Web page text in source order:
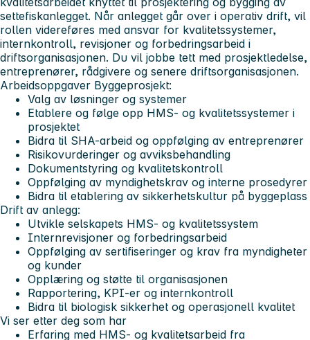
settefiskanlegget. Når anlegget går over i operativ drift, vil
rollen videreføres med ansvar for kvalitetssystemer,
internkontroll, revisjoner og forbedringsarbeid i
driftsorganisasjonen. Du vil jobbe tett med prosjektledelse,
entreprenører, rådgivere og senere driftsorganisasjonen.
Arbeidsoppgaver Byggeprosjekt:
Valg av løsninger og systemer
Etablere og følge opp HMS- og kvalitetssystemer i
prosjektet
Bidra til SHA-arbeid og oppfølging av entreprenører
Risikovurderinger og avviksbehandling
Dokumentstyring og kvalitetskontroll
Oppfølging av myndighetskrav og interne prosedyrer
Bidra til etablering av sikkerhetskultur på byggeplass
Drift av anlegg:
Utvikle selskapets HMS- og kvalitetssystem
Internrevisjoner og forbedringsarbeid
Oppfølging av sertifiseringer og krav fra myndigheter
og kunder
Opplæring og støtte til organisasjonen
Rapportering, KPI-er og internkontroll
Bidra til biologisk sikkerhet og operasjonell kvalitet
Vi ser etter deg som har
Erfaring med HMS- og kvalitetsarbeid fra